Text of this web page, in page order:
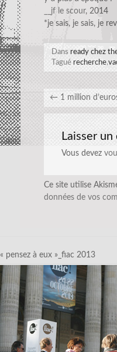
__jf le scour, 2014
*je sais, je sais, je
Dans ready chez
Tagué recherche,
← 1 million
Laisser
Vous devez
Ce site utilise
données de vos
« pensez à eux »_fiac 2013